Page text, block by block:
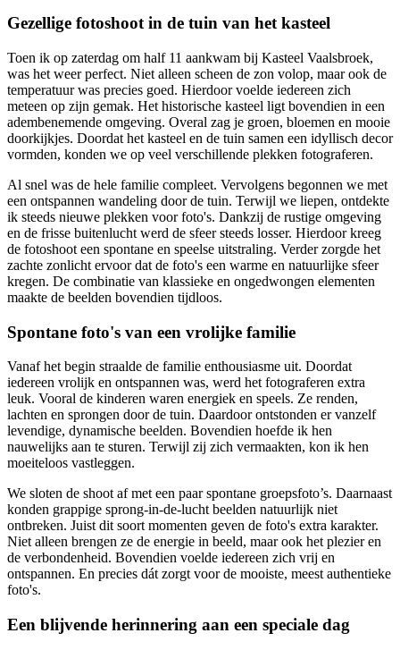
Gezellige fotoshoot in de tuin van het kasteel
Toen ik op zaterdag om half 11 aankwam bij Kasteel Vaalsbroek,
was het weer perfect. Niet alleen scheen de zon volop, maar ook de
temperatuur was precies goed. Hierdoor voelde iedereen zich
meteen op zijn gemak. Het historische kasteel ligt bovendien in een
adembenemende omgeving. Overal zag je groen, bloemen en mooie
doorkijkjes. Doordat het kasteel en de tuin samen een idyllisch decor
vormden, konden we op veel verschillende plekken fotograferen.
Al snel was de hele familie compleet. Vervolgens begonnen we met
een ontspannen wandeling door de tuin. Terwijl we liepen, ontdekte
ik steeds nieuwe plekken voor foto's. Dankzij de rustige omgeving
en de frisse buitenlucht werd de sfeer steeds losser. Hierdoor kreeg
de fotoshoot een spontane en speelse uitstraling. Verder zorgde het
zachte zonlicht ervoor dat de foto's een warme en natuurlijke sfeer
kregen. De combinatie van klassieke en ongedwongen elementen
maakte de beelden bovendien tijdloos.
Spontane foto's van een vrolijke familie
Vanaf het begin straalde de familie enthousiasme uit. Doordat
iedereen vrolijk en ontspannen was, werd het fotograferen extra
leuk. Vooral de kinderen waren energiek en speels. Ze renden,
lachten en sprongen door de tuin. Daardoor ontstonden er vanzelf
levendige, dynamische beelden. Bovendien hoefde ik hen
nauwelijks aan te sturen. Terwijl zij zich vermaakten, kon ik hen
moeiteloos vastleggen.
We sloten de shoot af met een paar spontane groepsfoto’s. Daarnaast
konden grappige sprong-in-de-lucht beelden natuurlijk niet
ontbreken. Juist dit soort momenten geven de foto's extra karakter.
Niet alleen brengen ze de energie in beeld, maar ook het plezier en
de verbondenheid. Bovendien voelde iedereen zich vrij en
ontspannen. En precies dát zorgt voor de mooiste, meest authentieke
foto's.
Een blijvende herinnering aan een speciale dag